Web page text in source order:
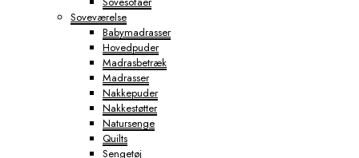
Soveværelse
Babymadrasser
Hovedpuder
Madrasbetræk
Madrasser
Nakkepuder
Nakkestøtter
Natursenge
Quilts
Sengetøj